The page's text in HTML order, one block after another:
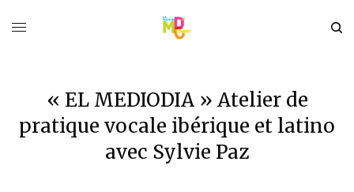
« EL MEDIODIA » Atelier de
pratique vocale ibérique et latino
avec Sylvie Paz